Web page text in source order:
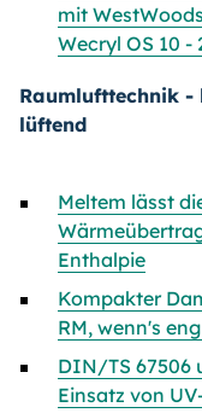
mit
Wecryl OS 10 -
Raumlufttechnik
lüftend
Meltem lässt
Enthalpie
Kompakter
RM, wenn's
DIN/TS 67506
Einsatz von